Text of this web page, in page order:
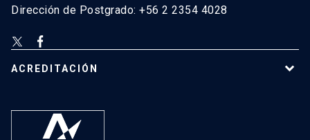
Dirección de Postgrado: +56 2 2354 4028
ACREDITACIÓN